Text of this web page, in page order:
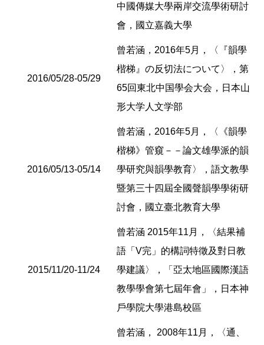
中國傳媒大學兩岸交流學術研討
會，國立嘉義大學
2016/05/28-05/29
曾若涵，2016年5月，〈『韻學
楷梯』の反切法について〉，第
65回東北中国學会大会，日本山
形大学人文学部
2016/05/13-05/14
曾若涵，2016年5月，〈《韻學
楷梯》管窺－－論文雄學派的韻
學研究與韻學教育〉，語文教學
暨第三十四屆全國聲韻學學術研
討會，國立臺北教育大學
2015/11/20-11/24
曾若涵 2015年11月，〈結果補
語「V完」的構詞特徵及對日教
學建議〉，「亞太地區國際漢語
教學學會第七屆年會」，日本神
戶學院大學港島校區
曾若涵， 2008年11月，〈通、